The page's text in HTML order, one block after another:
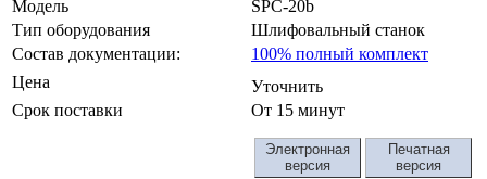
Модель
SPC-20b
Тип оборудования
Шлифовальный станок
Состав документации:
100% полный комплект
Цена
Уточнить
Срок поставки
От 15 минут
Электронная
версия
Печатная
версия